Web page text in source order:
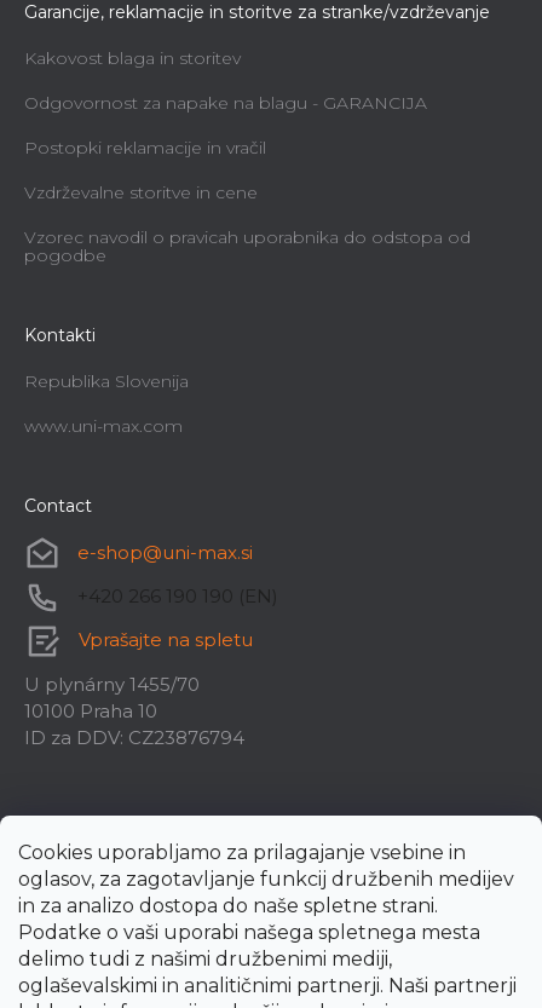
Cookies uporabljamo za prilagajanje vsebine in
oglasov, za zagotavljanje funkcij družbenih medijev
in za analizo dostopa do naše spletne strani.
Podatke o vaši uporabi našega spletnega mesta
delimo tudi z našimi družbenimi mediji,
oglaševalskimi in analitičnimi partnerji. Naši partnerji
Garancije, reklamacije in storitve za stranke/vzdrževanje
Kakovost blaga in storitev
Odgovornost za napake na blagu - GARANCIJA
Postopki reklamacije in vračil
Vzdrževalne storitve in cene
Vzorec navodil o pravicah uporabnika do odstopa od
pogodbe
Kontakti
Republika Slovenija
www.uni-max.com
Contact
e-shop@uni-max.si
+420 266 190 190 (EN)
Vprašajte na spletu
U plynárny 1455/70
10100 Praha 10
ID za DDV: CZ23876794